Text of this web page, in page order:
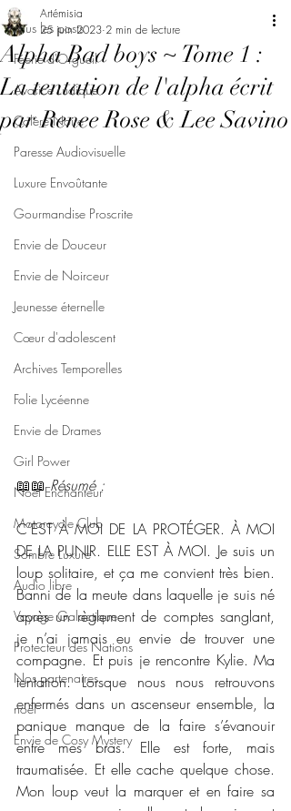
Tous les posts
Féerie d'Orgueil
Avarice Ludique
Colère Noire
Paresse Audiovisuelle
Luxure Envoûtante
Gourmandise Proscrite
Envie de Douceur
Envie de Noirceur
Jeunesse éternelle
Cœur d'adolescent
Archives Temporelles
Folie Lycéenne
Envie de Drames
Girl Power
Noël Enchanteur
Motorcycle Club
Sombre Luxure
Audio libre
Voyage Galactique
Protecteur des Nations
Nos partenaires
noêl
Envie de Cosy Mystery
Alpha Bad boys ~ Tome 1 :
La tentation de l'alpha écrit
par Renee Rose & Lee Savino
Artémisia
25 juin 2023 2 min de lecture
📖📖 Résumé :
C’EST À MOI DE LA PROTÉGER. À MOI
DE LA PUNIR. ELLE EST À MOI. Je suis un
loup solitaire, et ça me convient très bien.
Banni de la meute dans laquelle je suis né
après un règlement de comptes sanglant,
je n’ai jamais eu envie de trouver une
compagne. Et puis je rencontre Kylie. Ma
tentation. Lorsque nous nous retrouvons
enfermés dans un ascenseur ensemble, la
panique manque de la faire s’évanouir
entre mes bras. Elle est forte, mais
traumatisée. Et elle cache quelque chose.
Mon loup veut la marquer et en faire sa